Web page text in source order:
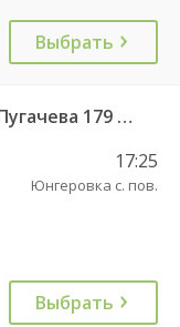
Выбрать
Саратов АВ Центральный ул им Пугачева 179 А — Балашов (Привокзальная площадь 7) 603-1
17:25
Юнгеровка с. пов.
Выбрать